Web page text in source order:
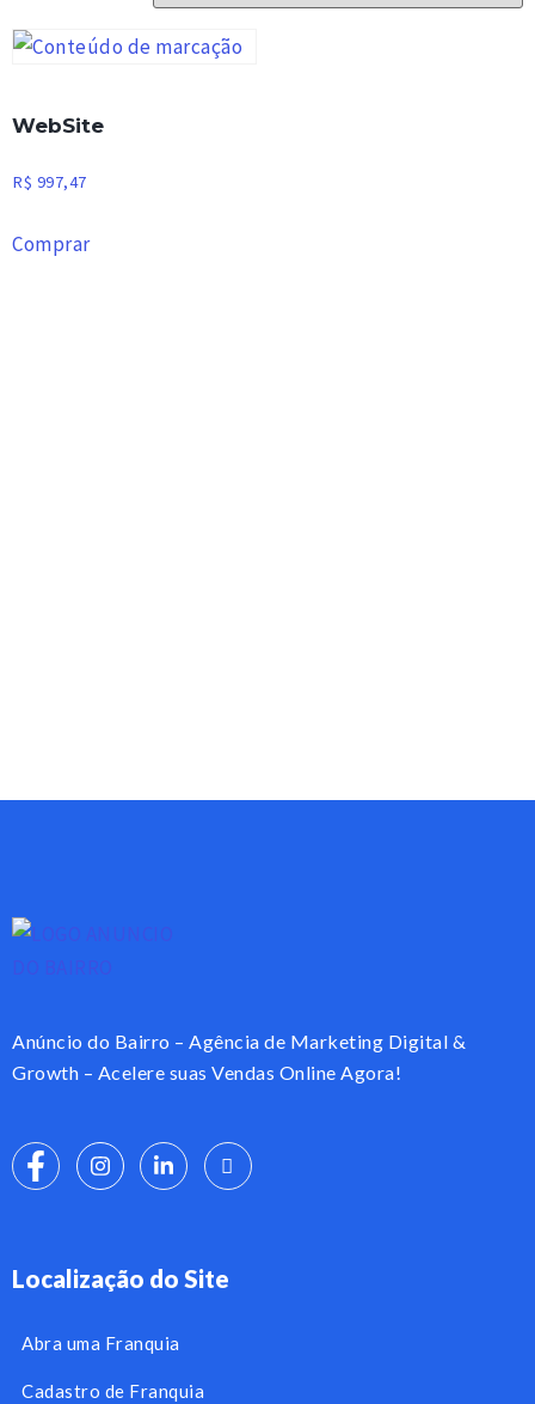
WebSite
R$ 997,47
Comprar
Anúncio do Bairro – Agência de Marketing Digital &
Growth – Acelere suas Vendas Online Agora!
Localização do Site
Abra uma Franquia
Cadastro de Franquia